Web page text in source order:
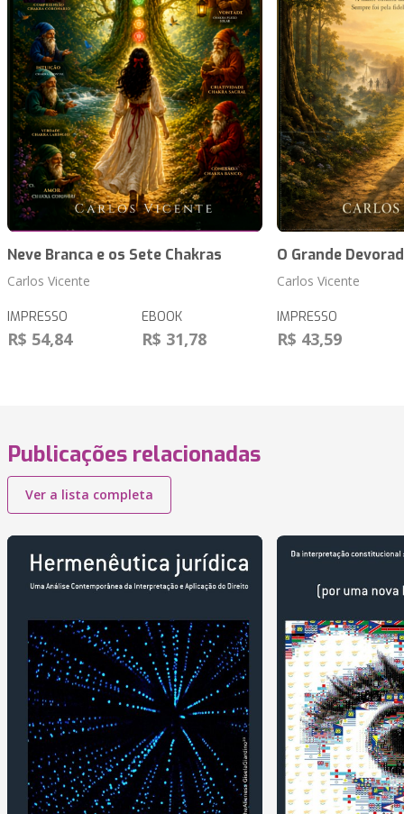
Neve Branca e os Sete Chakras
Carlos Vicente
IMPRESSO
R$ 54,84
EBOOK
R$ 31,78
O Grande
Carlos Vicente
IMPRESSO
R$ 43,59
Publicações relacionadas
Ver a lista completa